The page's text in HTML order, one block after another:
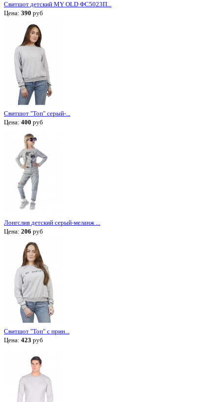
Свитшот детский MY OLD ФС5023П...
Цена: 390 руб
Свитшот "Топ" серый-...
Цена: 400 руб
Лонгслив детский серый-меланж ...
Цена: 206 руб
Свитшот "Топ" с прин...
Цена: 423 руб